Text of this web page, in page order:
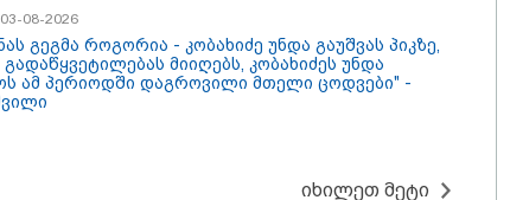
რომ
19:03 /
ირაკლი
16:22 /
08-2026
გეგმა როგორია - კობახიძე უნდა გაუშვას პიკზე,
მიიღებს, კობახიძეს უნდა
ამ პერიოდში დაგროვილი მთელი ცოდვები" -
იხილეთ მეტი